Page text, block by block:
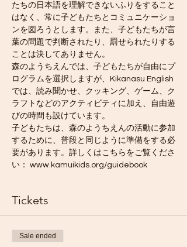
たちの日本語を理解できないふりをすること
はなく、常に子どもたちとコミュニケーショ
ンを図ろうとします。また、子どもたちが言
葉の問題で判断されたり、罰せられたりする
ことは決してありません。
森のようちえんでは、子どもたちが自由にプ
ログラムを選択しますが、Kikanasu English
では、読み聞かせ、クッキング、ゲーム、ク
ラフトなどのアクティビティに加え、自由遊
びの時間も設けています。
子どもたちは、森のようちえんの活動に参加
するために、普段と同じように準備をする必
要があります。詳しくはこちらをご覧くださ
い： www.kamuikids.org/guidebook
Tickets
Sale ended